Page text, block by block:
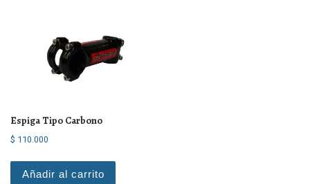
Espiga Tipo Carbono
$ 110.000
Añadir al carrito